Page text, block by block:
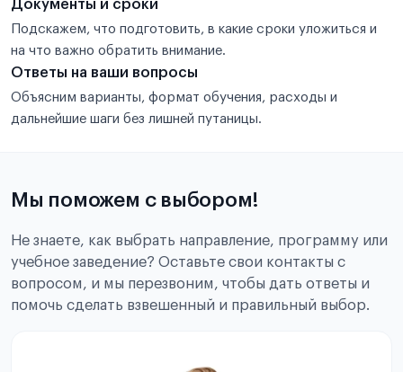
Документы и сроки
Подскажем, что подготовить, в какие сроки уложиться и
на что важно обратить внимание.
Ответы на ваши вопросы
Объясним варианты, формат обучения, расходы и
дальнейшие шаги без лишней путаницы.
Мы поможем с выбором!
Не знаете, как выбрать направление, программу или
учебное заведение? Оставьте свои контакты с
вопросом, и мы перезвоним, чтобы дать ответы и
помочь сделать взвешенный и правильный выбор.